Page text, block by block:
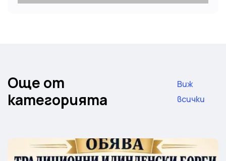
Още от
категорията
Виж
всички